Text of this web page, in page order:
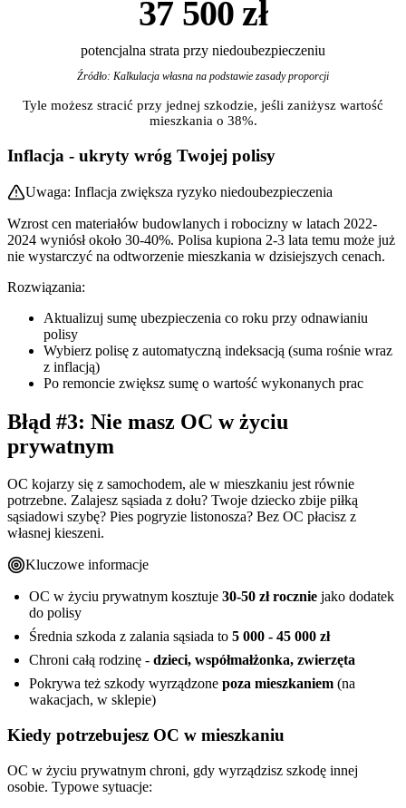
37 500 zł
potencjalna strata przy niedoubezpieczeniu
Źródło: Kalkulacja własna na podstawie zasady proporcji
Tyle możesz stracić przy jednej szkodzie, jeśli zaniżysz wartość
mieszkania o 38%.
Inflacja - ukryty wróg Twojej polisy
Uwaga: Inflacja zwiększa ryzyko niedoubezpieczenia
Wzrost cen materiałów budowlanych i robocizny w latach 2022-
2024 wyniósł około 30-40%. Polisa kupiona 2-3 lata temu może już
nie wystarczyć na odtworzenie mieszkania w dzisiejszych cenach.
Rozwiązania:
Aktualizuj sumę ubezpieczenia co roku przy odnawianiu
polisy
Wybierz polisę z automatyczną indeksacją (suma rośnie wraz
z inflacją)
Po remoncie zwiększ sumę o wartość wykonanych prac
Błąd #3: Nie masz OC w życiu
prywatnym
OC kojarzy się z samochodem, ale w mieszkaniu jest równie
potrzebne. Zalajesz sąsiada z dołu? Twoje dziecko zbije piłką
sąsiadowi szybę? Pies pogryzie listonosza? Bez OC płacisz z
własnej kieszeni.
Kluczowe informacje
OC w życiu prywatnym kosztuje 30-50 zł rocznie jako dodatek
do polisy
Średnia szkoda z zalania sąsiada to 5 000 - 45 000 zł
Chroni całą rodzinę - dzieci, współmałżonka, zwierzęta
Pokrywa też szkody wyrządzone poza mieszkaniem (na
wakacjach, w sklepie)
Kiedy potrzebujesz OC w mieszkaniu
OC w życiu prywatnym chroni, gdy wyrządzisz szkodę innej
osobie. Typowe sytuacje: